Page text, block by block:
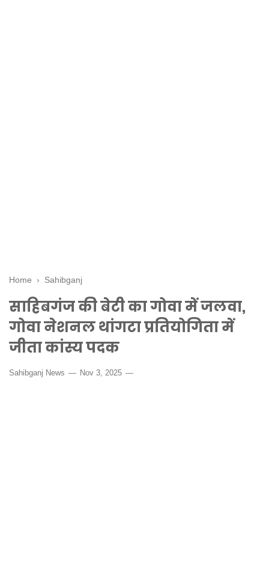
Home › Sahibganj
साहिबगंज की बेटी का गोवा में जलवा,
गोवा नेशनल थांगटा प्रतियोगिता में
जीता कांस्य पदक
Sahibganj News Nov 3, 2025